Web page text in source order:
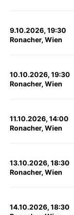
9.10.2026, 19:30
Ronacher, Wien
10.10.2026, 19:30
Ronacher, Wien
11.10.2026, 14:00
Ronacher, Wien
13.10.2026, 18:30
Ronacher, Wien
14.10.2026, 18:30